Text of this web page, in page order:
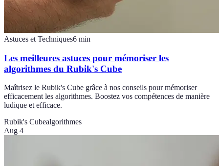
Astuces et Techniques6 min
Les meilleures astuces pour mémoriser les
algorithmes du Rubik's Cube
Maîtrisez le Rubik's Cube grâce à nos conseils pour mémoriser
efficacement les algorithmes. Boostez vos compétences de manière
ludique et efficace.
Rubik's Cubealgorithmes
Aug 4